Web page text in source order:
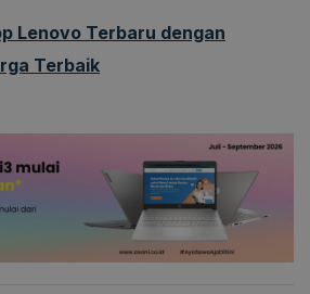
Lenovo Terbaru dengan
Terbaik